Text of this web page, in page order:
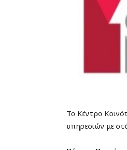
Το Κέντρο
υπηρεσιών με